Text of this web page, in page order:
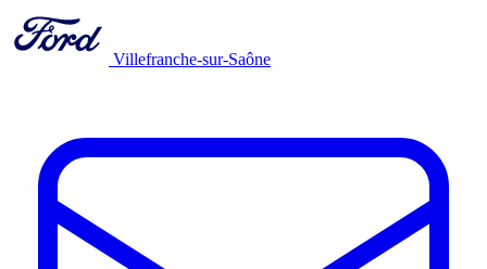
Villefranche-sur-Saône